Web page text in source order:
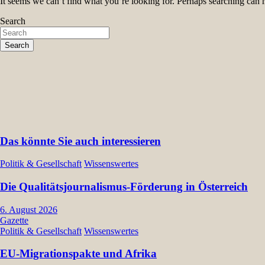
Search
Search
Das könnte Sie auch interessieren
Politik & Gesellschaft Wissenswertes
Die Qualitätsjournalismus-Förderung in Österreich
6. August 2026
Gazette
Politik & Gesellschaft Wissenswertes
EU-Migrationspakte und Afrika